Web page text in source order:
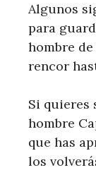
Algunos
para
hombre
rencor
Si quieres
hombre
que has
los